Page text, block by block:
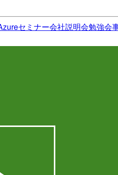
セミナー会社説明会勉強会